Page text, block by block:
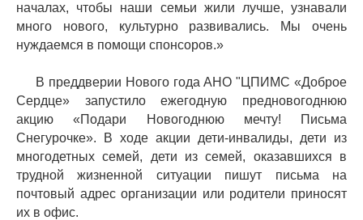
началах, чтобы наши семьи жили лучше, узнавали
много нового, культурно развивались. Мы очень
нуждаемся в помощи спонсоров.»
В преддверии Нового года АНО "ЦПИМС «Доброе
Сердце» запустило ежегодную предновогоднюю
акцию «Подари Новогоднюю мечту! Письма
Снегурочке». В ходе акции дети-инвалиды, дети из
многодетных семей, дети из семей, оказавшихся в
трудной жизненной ситуации пишут письма на
почтовый адрес организации или родители приносят
их в офис.